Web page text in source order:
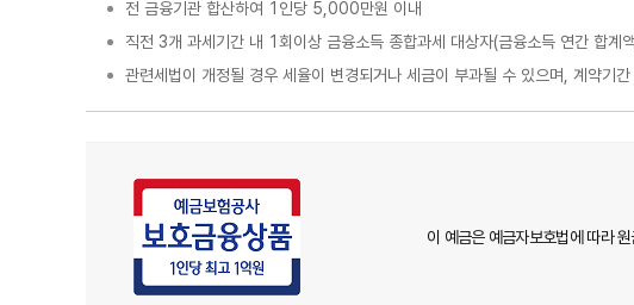
전 금융기관 합산하여 1인당 5,000만원 이내
직전 3개 과세기간 내 1회이상 금융소득 종합과세 대상자(금융소득 연간 합계
관련세법이 개정될 경우 세율이 변경되거나 세금이 부과될 수 있으며, 계약기
이 예금은 예금자보호법에 따라 원금